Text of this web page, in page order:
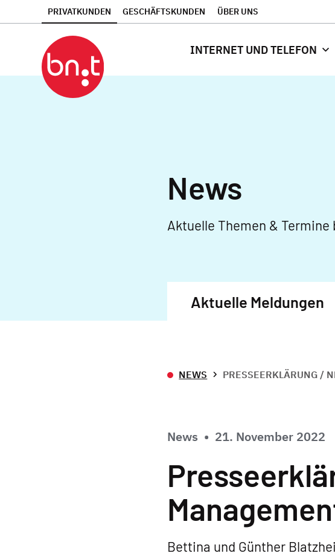
PRIVATKUNDEN GESCHÄFTSKUNDEN ÜBER UNS
INTERNET UND TELEFON
News
Aktuelle Themen & Termine
Aktuelle Meldungen
NEWS PRESSEERKLÄRUNG /
News • 21. November 2022
Bettina und Günther